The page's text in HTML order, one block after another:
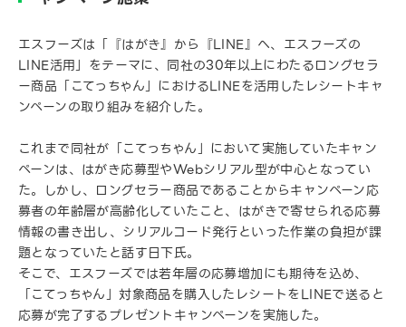
エスフーズは「『はがき』から『LINE』へ、エスフーズの
LINE活用」をテーマに、同社の30年以上にわたるロングセラ
ー商品「こてっちゃん」におけるLINEを活用したレシートキャ
ンペーンの取り組みを紹介した。
これまで同社が「こてっちゃん」において実施していたキャン
ペーンは、はがき応募型やWebシリアル型が中心となってい
た。しかし、ロングセラー商品であることからキャンペーン応
募者の年齢層が高齢化していたこと、はがきで寄せられる応募
情報の書き出し、シリアルコード発行といった作業の負担が課
題となっていたと話す日下氏。
そこで、エスフーズでは若年層の応募増加にも期待を込め、
「こてっちゃん」対象商品を購入したレシートをLINEで送ると
応募が完了するプレゼントキャンペーンを実施した。